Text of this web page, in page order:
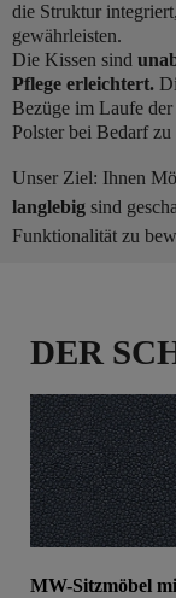
die Struktur
gewährleisten.
Die Kissen sind
Pflege erleichtert.
Bezüge im Laufe
Polster bei Bedarf
Unser Ziel: Ihnen
langlebig sind
Funktionalität zu
DER
MW-Sitzmöbel